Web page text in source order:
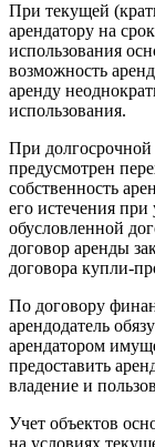
При текущей
арендатору на
использования
возможность
аренду
использования.
При
предусмотрен
собственность
его истечения при
обусловленной
договор аренды
договора купли-
По договору
арендодатель
арендатором
предоставить
владение и
Учет объектов
на условиях